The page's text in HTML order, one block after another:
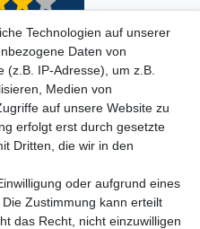
Technologien auf unserer
Daten von
(z.B. IP-Adresse), um z.B.
Medien von
auf unsere Website zu
erfolgt erst durch gesetzte
Dritten, die wir in den
oder aufgrund eines
Zustimmung kann erteilt
das Recht, nicht einzuwilligen